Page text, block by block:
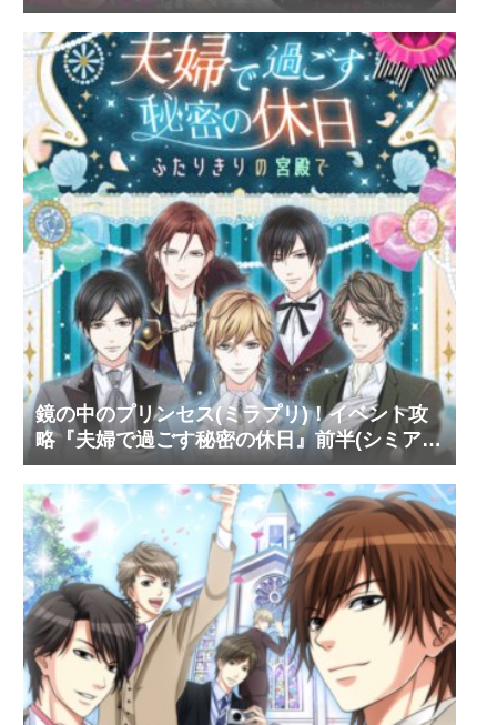
鏡の中のプリンセス(ミラプリ)！イベント攻
略『夫婦で過ごす秘密の休日』前半(シミア
ン・ルスラン・タカ)